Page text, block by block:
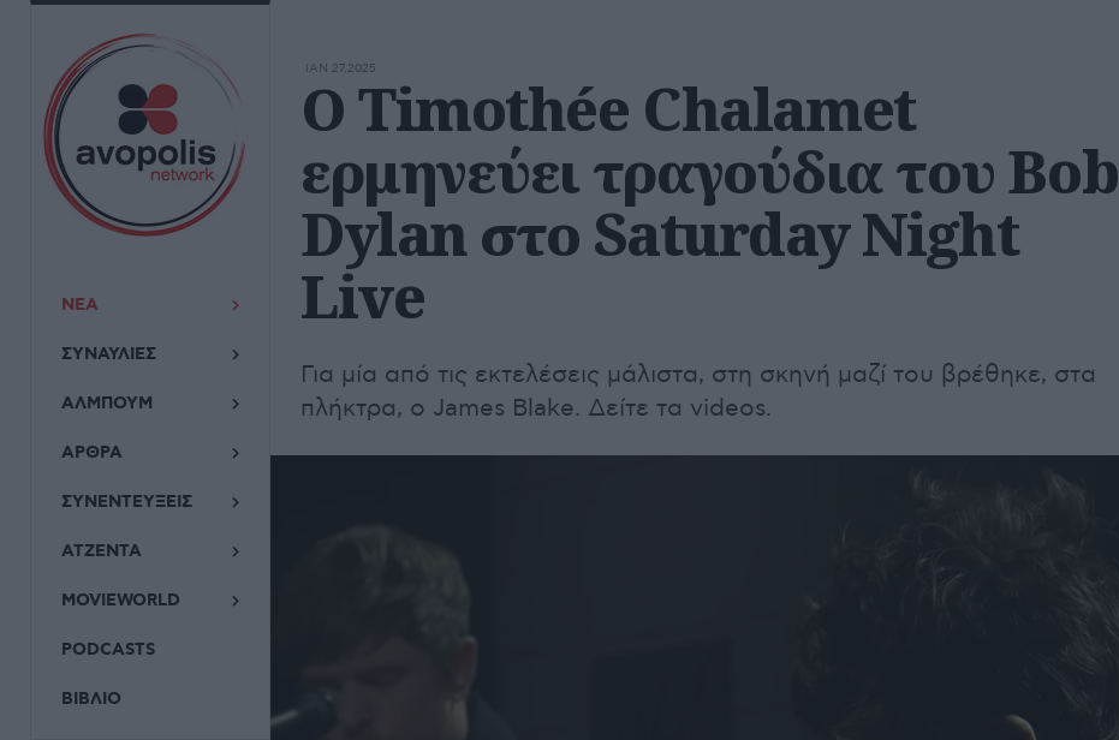
ΝΕΑ
ΣΥΝΑΥΛΙΕΣ
ΑΛΜΠΟΥΜ
ΑΡΘΡΑ
ΣΥΝΕΝΤΕΥΞΕΙΣ
ΑΤΖΕΝΤΑ
MOVIEWORLD
PODCASTS
ΒΙΒΛΙΟ
ΙΑΝ 27,2025
Ο Timothée Chalamet
ερμηνεύει τραγούδια του Bob
Dylan στο Saturday Night
Live
Για μία από τις εκτελέσεις μάλιστα, στη σκηνή μαζί του βρέθηκε, στα
πλήκτρα, ο James Blake. Δείτε τα videos.